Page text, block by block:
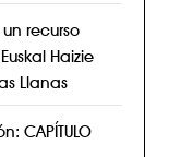
recurso
Haizie
Llanas
CAPÍTULO